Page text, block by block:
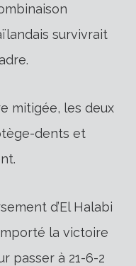
survivrait
mitigée, les deux
dents et
d’El Halabi
la victoire
passer à 21-6-2